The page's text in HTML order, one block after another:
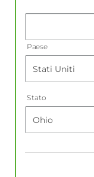
Paese
Stato